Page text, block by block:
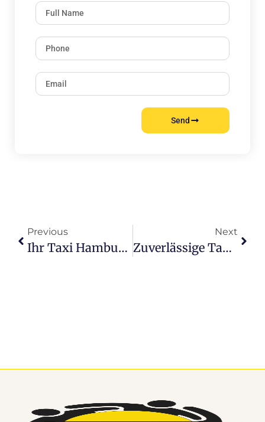
Send
Previous
Ihr Taxi Hamburg Flughafen Navigator: So Einfach Wie Nie
Next
Zuverlässige Taxi Hamburg Eidelstedt Anbieter Im Fokus